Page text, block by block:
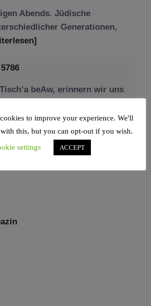
des Ersten und
to improve your experience. We'll
this, but you can opt-out if you wish.
settings
ACCEPT